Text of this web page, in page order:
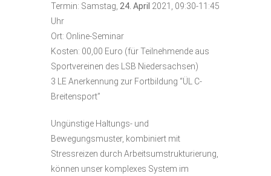
Termin: Samstag, 24. April 2021, 09:30-11:45
Uhr
Ort: Online-Seminar
Kosten: 00,00 Euro (für Teilnehmende aus
Sportvereinen des LSB Niedersachsen)
3 LE Anerkennung zur Fortbildung “ÜL C-
Breitensport”
Ungünstige Haltungs- und
Bewegungsmuster, kombiniert mit
Stressreizen durch Arbeitsumstrukturierung,
können unser komplexes System im